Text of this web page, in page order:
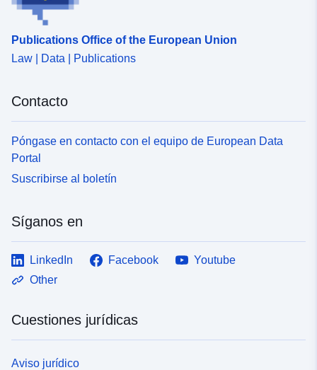
Publications Office of the European Union
Law | Data | Publications
Contacto
Póngase en contacto con el equipo de European Data
Portal
Suscribirse al boletín
Síganos en
LinkedIn Facebook
Youtube
Other
Cuestiones jurídicas
Aviso jurídico